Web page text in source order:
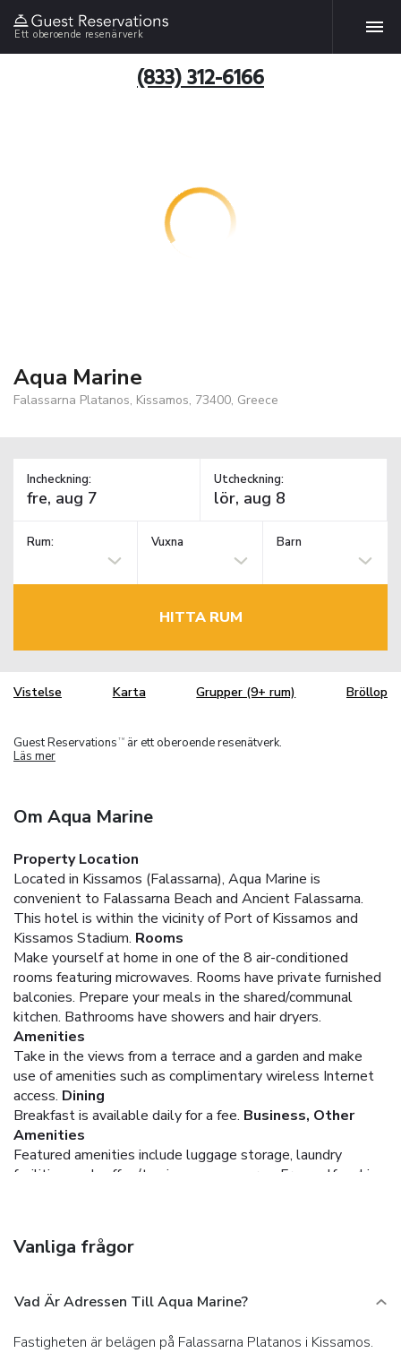
Ett oberoende resenärverk
(833) 312-6166
Aqua Marine
Falassarna Platanos, Kissamos, 73400, Greece
Incheckning: Utcheckning:
Rum: Vuxna Barn
HITTA RUM
Vistelse Karta Grupper (9+ rum) Bröllop
Guest Reservations TM
är ett oberoende resenätverk.
Läs mer
Om Aqua Marine
Property Location
Located in Kissamos (Falassarna), Aqua Marine is
convenient to Falassarna Beach and Ancient Falassarna.
This hotel is within the vicinity of Port of Kissamos and
Kissamos Stadium. Rooms
Make yourself at home in one of the 8 air-conditioned
rooms featuring microwaves. Rooms have private furnished
balconies. Prepare your meals in the shared/communal
kitchen. Bathrooms have showers and hair dryers.
Amenities
Take in the views from a terrace and a garden and make
use of amenities such as complimentary wireless Internet
access. Dining
Breakfast is available daily for a fee. Business, Other
Amenities
Featured amenities include luggage storage, laundry
facilities, and coffee/tea in a common area. Free self parking
Vanliga frågor
Vad Är Adressen Till Aqua Marine?
Fastigheten är belägen på Falassarna Platanos i Kissamos.